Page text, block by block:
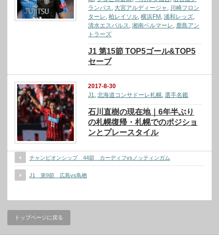
ランパス, 大宮アルディージャ , 川崎フロン
ターレ,柏レイソル,横浜FM ,浦和レッズ,
清水エスパルス,湘南ベルマーレ, 鹿島アン
トラーズ
J1 第15節 TOP5ゴール&TOP5
セーブ
2017-8-30
J1,北海道コンサドーレ札幌,選手名鑑
石川直樹の現在地｜6年半ぶり
の札幌復帰・札幌でのポジショ
ンとプレースタイル
チャンピオンシップ 44節 カーディフvsノッティンガム
J1 第9節 広島vs鳥栖
トップページに戻る